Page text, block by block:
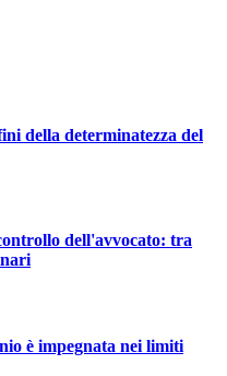
della determinatezza del
dell'avvocato: tra
è impegnata nei limiti